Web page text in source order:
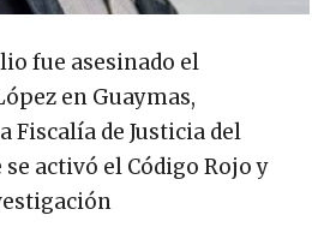
fue asesinado el
en Guaymas,
Fiscalía de Justicia del
activó el Código Rojo y